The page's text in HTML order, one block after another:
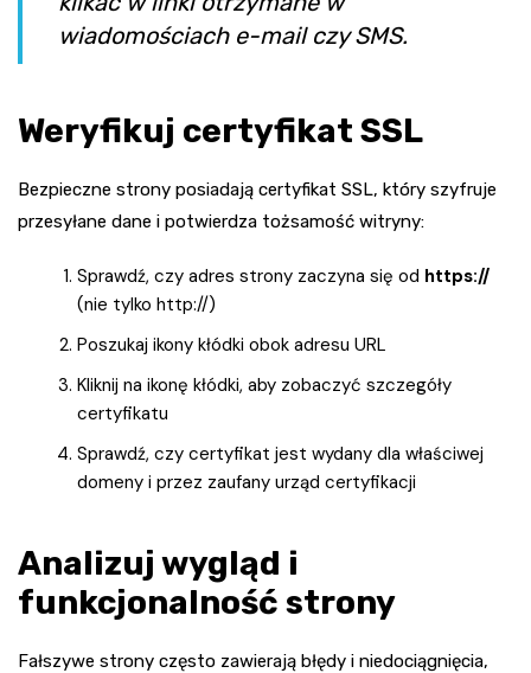
wiadomościach e-mail czy SMS.
Weryfikuj certyfikat SSL
Bezpieczne strony posiadają certyfikat SSL, który szyfruje
przesyłane dane i potwierdza tożsamość witryny:
Sprawdź, czy adres strony zaczyna się od https://
(nie tylko http://)
Poszukaj ikony kłódki obok adresu URL
Kliknij na ikonę kłódki, aby zobaczyć szczegóły
certyfikatu
Sprawdź, czy certyfikat jest wydany dla właściwej
domeny i przez zaufany urząd certyfikacji
Analizuj wygląd i
funkcjonalność strony
Fałszywe strony często zawierają błędy i niedociągnięcia,